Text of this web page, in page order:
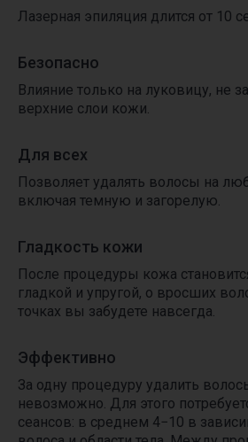
Лазерная эпиляция длится от 10
Безопасно
Влияние только на луковицу, не
верхние слои кожи.
Для всех
Позволяет удалять волосы на
включая темную и загорелую.
Гладкость кожи
После процедуры кожа
гладкой и упругой, о вросших
точках вы забудете навсегда.
Эффективно
За одну процедуру удалить
невозможно. Для этого
сеансов: в среднем 4−10 в
+74951900303
REVIEWS
Отзывы
листайте, чтобы увидеть больше